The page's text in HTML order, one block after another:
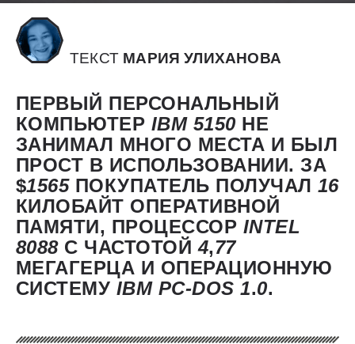
ТЕКСТ МАРИЯ УЛИХАНОВА
ПЕРВЫЙ ПЕРСОНАЛЬНЫЙ
КОМПЬЮТЕР IBM 5150 НЕ
ЗАНИМАЛ МНОГО МЕСТА И БЫЛ
ПРОСТ В ИСПОЛЬЗОВАНИИ. ЗА
$1565 ПОКУПАТЕЛЬ ПОЛУЧАЛ16
КИЛОБАЙТ ОПЕРАТИВНОЙ
ПАМЯТИ, ПРОЦЕССОР INTEL
8088С ЧАСТОТОЙ4,77
МЕГАГЕРЦА И ОПЕРАЦИОННУЮ
СИСТЕМУ IBM PC-DOS 1.0.